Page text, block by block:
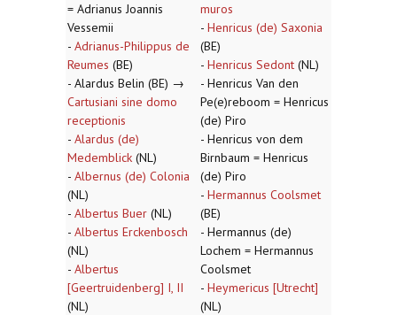
= Adrianus Joannis
Vessemii
- Adrianus-Philippus de
Reumes (BE)
- Alardus Belin (BE) →
Cartusiani sine domo
receptionis
- Alardus (de)
Medemblick (NL)
- Albernus (de) Colonia
(NL)
- Albertus Buer (NL)
- Albertus Erckenbosch
(NL)
- Albertus
[Geertruidenberg] I, II
(NL)
muros
- Henricus (de) Saxonia
(BE)
- Henricus Sedont (NL)
- Henricus Van den
Pe(e)reboom = Henricus
(de) Piro
- Henricus von dem
Birnbaum = Henricus
(de) Piro
- Hermannus Coolsmet
(BE)
- Hermannus (de)
Lochem = Hermannus
Coolsmet
- Heymericus [Utrecht]
(NL)